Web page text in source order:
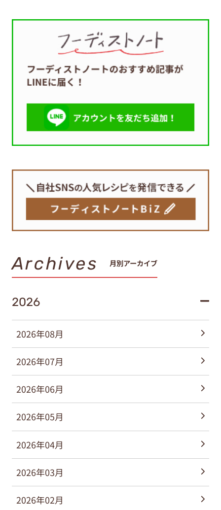
Archives 月別アーカイブ
2026
2026年08月
2026年07月
2026年06月
2026年05月
2026年04月
2026年03月
2026年02月